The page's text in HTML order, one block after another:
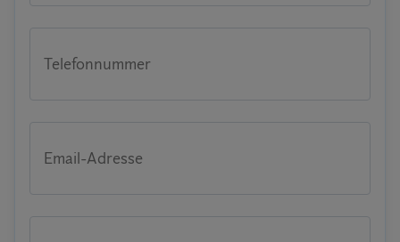
Telefonnummer
Email-Adresse